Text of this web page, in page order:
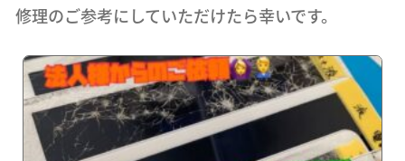
修理のご参考にしていただけたら幸いです。